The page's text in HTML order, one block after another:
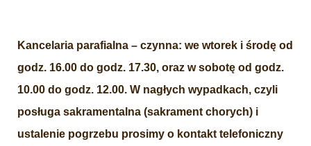
Kancelaria parafialna – czynna: we wtorek i środę od
godz. 16.00 do godz. 17.30, oraz w sobotę od godz.
10.00 do godz. 12.00. W nagłych wypadkach, czyli
posługa sakramentalna (sakrament chorych) i
ustalenie pogrzebu prosimy o kontakt telefoniczny